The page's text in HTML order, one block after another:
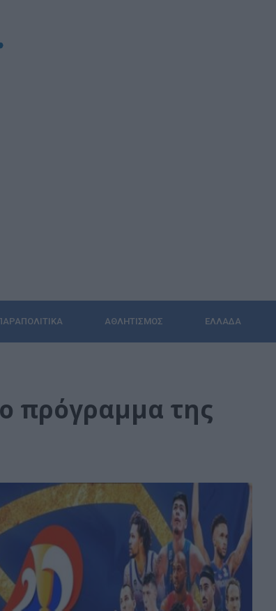
ΑΘΛΗΤΙΣΜΌΣ ΕΛΛΆΔΑ
πρόγραμμα της